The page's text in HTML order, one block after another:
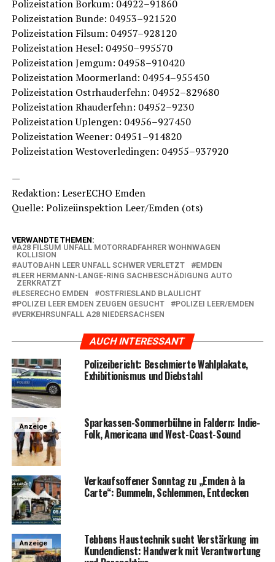
Poli­zei­sta­ti­on Bor­kum: 04922–91860
Poli­zei­sta­ti­on Bun­de: 04953–921520
Poli­zei­sta­ti­on Fils­um: 04957–928120
Poli­zei­sta­ti­on Hesel: 04950–995570
Poli­zei­sta­ti­on Jem­gum: 04958–910420
Poli­zei­sta­ti­on Moorm­er­land: 04954–955450
Poli­zei­sta­ti­on Ost­rhau­der­fehn: 04952–829680
Poli­zei­sta­ti­on Rhau­der­fehn: 04952–9230
Poli­zei­sta­ti­on Uple­n­gen: 04956–927450
Poli­zei­sta­ti­on Wee­ner: 04951–914820
Poli­zei­sta­ti­on Wes­t­ov­er­le­din­gen: 04955–937920
—
Redak­ti­on: Lese­r­ECHO Emden
Quel­le: Poli­zei­in­spek­ti­on Leer/Emden (ots)
VERWANDTE THEMEN:
A28 FILSUM UNFALL MOTORRADFAHRER WOHNWAGEN
KOLLISION
AUTOBAHN LEER UNFALL SCHWER VERLETZT
EMDEN
LEER HERMANN-LANGE-RING SACHBESCHÄDIGUNG AUTO
ZERKRATZT
LESERECHO EMDEN
OSTFRIESLAND BLAULICHT
POLIZEI LEER EMDEN ZEUGEN GESUCHT
POLIZEI LEER/EMDEN
VERKEHRSUNFALL A28 NIEDERSACHSEN
AUCH INTERESSANT
Poli­zei­be­richt: Beschmier­te Wahl­pla­ka­te,
Exhi­bi­tio­nis­mus und Diebstahl
Anzeige Spar­kas­sen-Som­mer­büh­ne in Fald­ern: Indie-
Folk, Ame­ri­ca­na und West-Coast-Sound
Ver­kaufs­of­fe­ner Sonn­tag zu „Emden à la
Car­te“: Bum­meln, Schlem­men, Entdecken
Anzeige Teb­bens Haus­tech­nik sucht Ver­stär­kung im
Kun­den­dienst: Hand­werk mit Ver­ant­wor­tung